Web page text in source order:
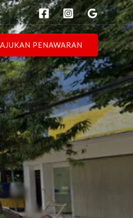
AJUKAN PENAWARAN